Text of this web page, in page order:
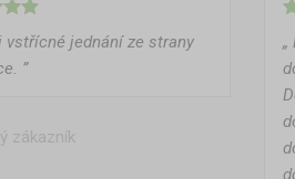
vstřícné jednání ze strany
”
zákazník
„